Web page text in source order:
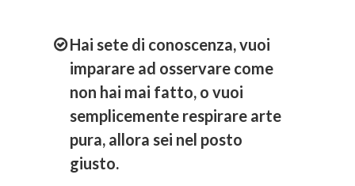
Hai sete di conoscenza, vuoi
imparare ad osservare come
non hai mai fatto, o vuoi
semplicemente respirare arte
pura, allora sei nel posto
giusto.